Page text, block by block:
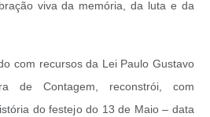
viva da memória, da luta e da
com recursos da Lei Paulo Gustavo
de Contagem, reconstrói, com
do festejo do 13 de Maio – data